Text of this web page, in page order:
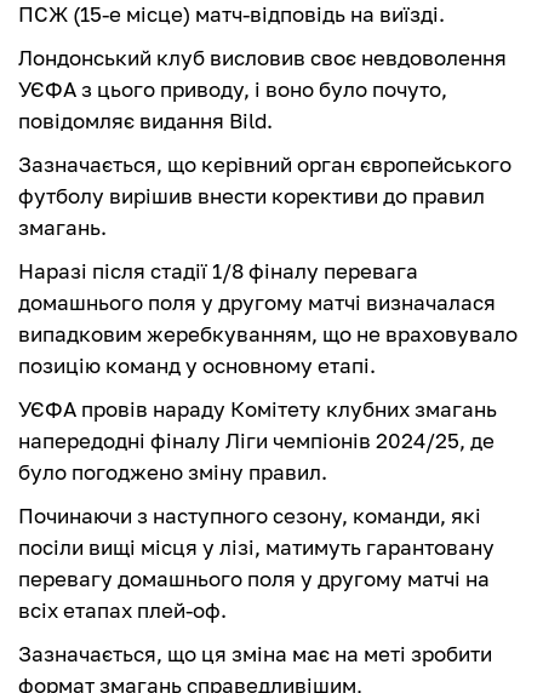
ПСЖ (15-е місце) матч-відповідь на виїзді.
Лондонський клуб висловив своє невдоволення
УЄФА з цього приводу, і воно було почуто,
повідомляє видання Bild.
Зазначається, що керівний орган європейського
футболу вирішив внести корективи до правил
змагань.
Наразі після стадії 1/8 фіналу перевага
домашнього поля у другому матчі визначалася
випадковим жеребкуванням, що не враховувало
позицію команд у основному етапі.
УЄФА провів нараду Комітету клубних змагань
напередодні фіналу Ліги чемпіонів 2024/25, де
було погоджено зміну правил.
Починаючи з наступного сезону, команди, які
посіли вищі місця у лізі, матимуть гарантовану
перевагу домашнього поля у другому матчі на
всіх етапах плей-оф.
Зазначається, що ця зміна має на меті зробити
формат змагань справедливішим,